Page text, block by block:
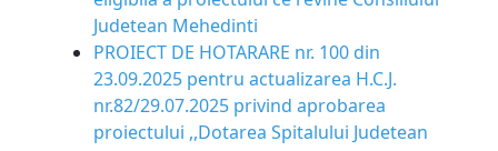
Judetean Mehedinti
PROIECT DE HOTARARE nr. 100 din
23.09.2025 pentru actualizarea H.C.J.
nr.82/29.07.2025 privind aprobarea
proiectului ,,Dotarea Spitalului Judetean